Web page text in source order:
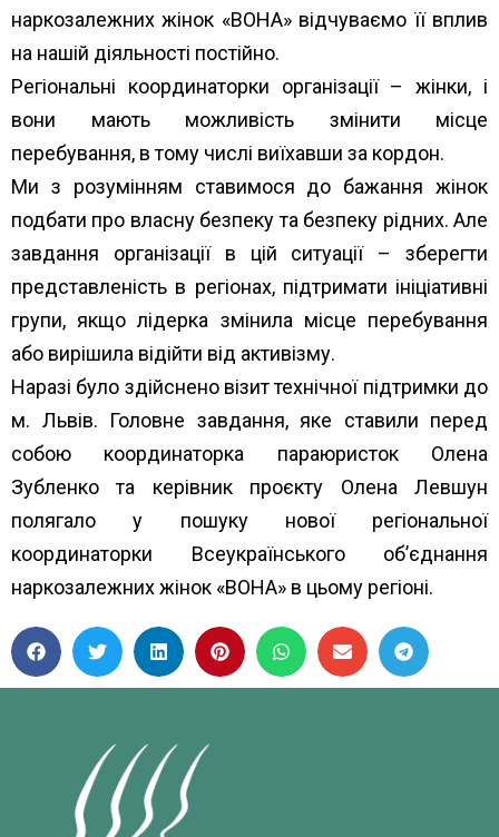
наркозалежних жінок «ВОНА» відчуваємо її вплив
на нашій діяльності постійно.
Регіональні координаторки організації – жінки, і
вони мають можливість змінити місце
перебування, в тому числі виїхавши за кордон.
Ми з розумінням ставимося до бажання жінок
подбати про власну безпеку та безпеку рідних. Але
завдання організації в цій ситуації – зберегти
представленість в регіонах, підтримати ініціативні
групи, якщо лідерка змінила місце перебування
або вирішила відійти від активізму.
Наразі було здійснено візит технічної підтримки до
м. Львів. Головне завдання, яке ставили перед
собою координаторка параюристок Олена
Зубленко та керівник проєкту Олена Левшун
полягало у пошуку нової регіональної
координаторки Всеукраїнського об’єднання
наркозалежних жінок «ВОНА» в цьому регіоні.